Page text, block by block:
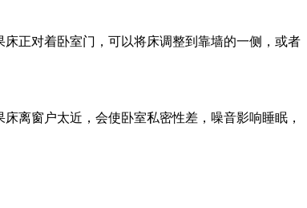
正对着卧室门，可以将床调整到靠墙的一侧，或者
离窗户太近，会使卧室私密性差，噪音影响睡眠，